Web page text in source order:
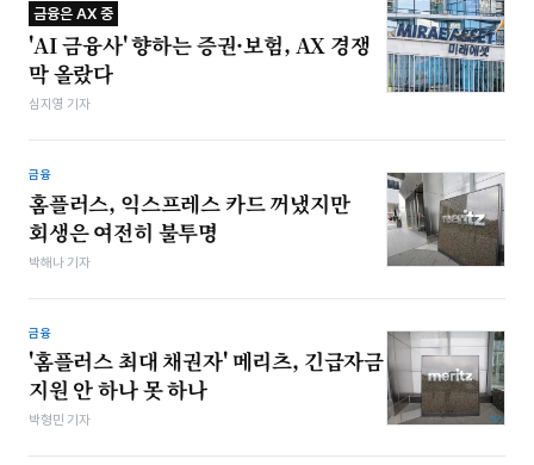
금융은 AX 중
'AI 금융사' 향하는 증권·보험, AX 경쟁
막 올랐다
심지영 기자
금융
홈플러스, 익스프레스 카드 꺼냈지만
회생은 여전히 불투명
박해나 기자
금융
'홈플러스 최대 채권자' 메리츠, 긴급자금
지원 안 하나 못 하나
박형민 기자